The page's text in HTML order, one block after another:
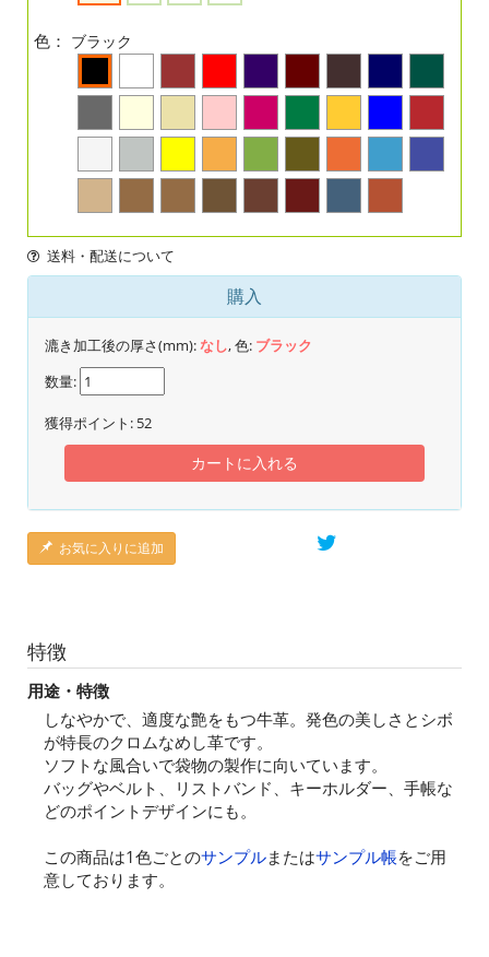
色： ブラック
送料・配送について
購入
漉き加工後の厚さ(mm):なし, 色: ブラック
数量:
獲得ポイント: 52
カートに入れる
お気に入りに追加
特徴
用途・特徴
しなやかで、適度な艶をもつ牛革。発色の美しさとシボ
が特長のクロムなめし革です。
ソフトな風合いで袋物の製作に向いています。
バッグやベルト、リストバンド、キーホルダー、手帳な
どのポイントデザインにも。
この商品は1色ごとのサンプルまたはサンプル帳をご用
意しております。